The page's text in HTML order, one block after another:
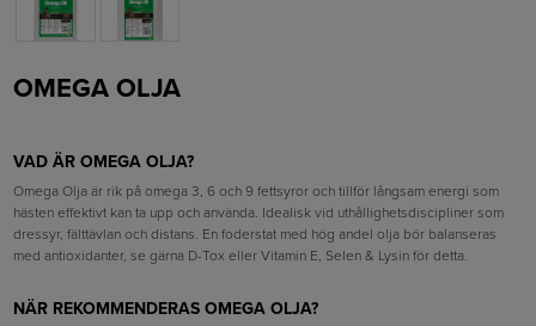
OMEGA OLJA
VAD ÄR OMEGA OLJA?
Omega Olja är rik på omega 3, 6 och 9 fettsyror och tillför långsam energi som
hästen effektivt kan ta upp och använda. Idealisk vid uthållighetsdiscipliner som
dressyr, fälttävlan och distans. En foderstat med hög andel olja bör balanseras
med antioxidanter, se gärna D-Tox eller Vitamin E, Selen & Lysin för detta.
NÄR REKOMMENDERAS OMEGA OLJA?